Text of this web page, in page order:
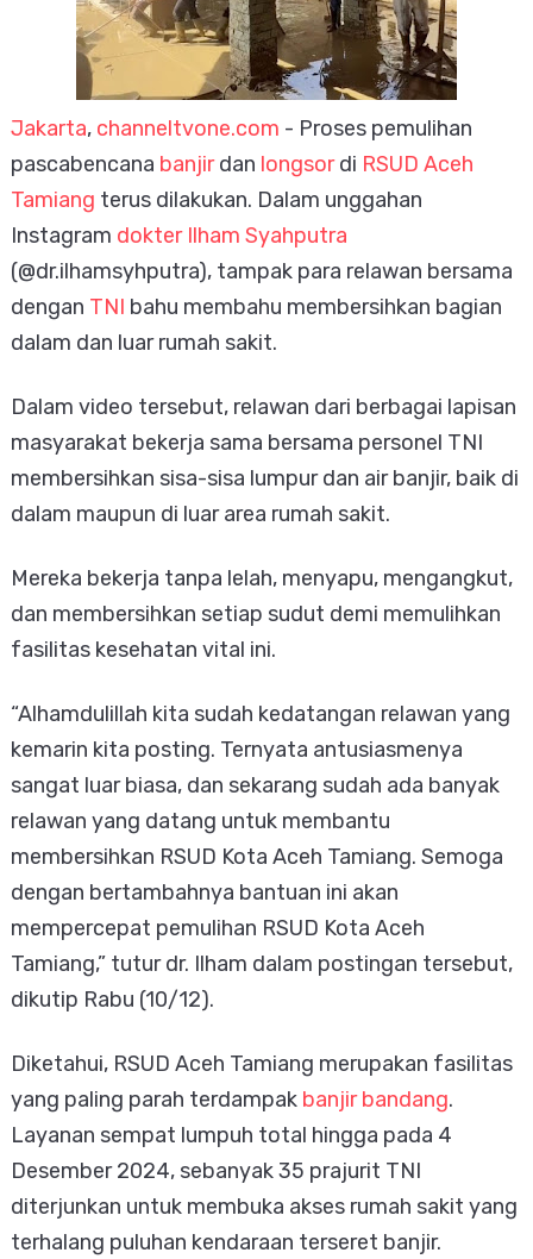
Jakarta, channeltvone.com - Proses pemulihan
pascabencana banjirdan longsordi RSUD Aceh
Tamiang terus dilakukan. Dalam unggahan
Instagram dokter Ilham Syahputra
(@dr.ilhamsyhputra), tampak para relawan bersama
dengan TNI bahu membahu membersihkan bagian
dalam dan luar rumah sakit.
Dalam video tersebut, relawan dari berbagai lapisan
masyarakat bekerja sama bersama personel TNI
membersihkan sisa-sisa lumpur dan air banjir, baik di
dalam maupun di luar area rumah sakit.
Mereka bekerja tanpa lelah, menyapu, mengangkut,
dan membersihkan setiap sudut demi memulihkan
fasilitas kesehatan vital ini.
“Alhamdulillah kita sudah kedatangan relawan yang
kemarin kita posting. Ternyata antusiasmenya
sangat luar biasa, dan sekarang sudah ada banyak
relawan yang datang untuk membantu
membersihkan RSUD Kota Aceh Tamiang. Semoga
dengan bertambahnya bantuan ini akan
mempercepat pemulihan RSUD Kota Aceh
Tamiang,” tutur dr. Ilham dalam postingan tersebut,
dikutip Rabu (10/12).
Diketahui, RSUD Aceh Tamiang merupakan fasilitas
yang paling parah terdampak banjir bandang.
Layanan sempat lumpuh total hingga pada 4
Desember 2024, sebanyak 35 prajurit TNI
diterjunkan untuk membuka akses rumah sakit yang
terhalang puluhan kendaraan terseret banjir.